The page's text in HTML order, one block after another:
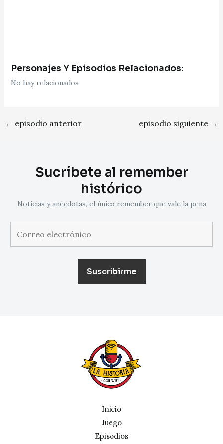
Personajes Y Episodios Relacionados:
No hay relacionados
← episodio anterior episodio siguiente →
Sucríbete al remember
histórico
Noticias y anécdotas, el único remember que vale la pena
Inicio
Juego
Episodios